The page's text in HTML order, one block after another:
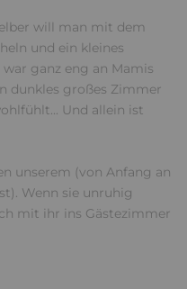
will man mit dem
und ein kleines
ganz eng an Mamis
dunkles großes Zimmer
Und allein ist
unserem (von Anfang an
Wenn sie unruhig
mit ihr ins Gästezimmer